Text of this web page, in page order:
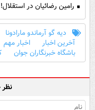
رامین رضائیان در
دیه گو آرماندو مارادونا
آخرین اخبار
اخبار مهم
باشگاه خبرنگاران جوان
نظر